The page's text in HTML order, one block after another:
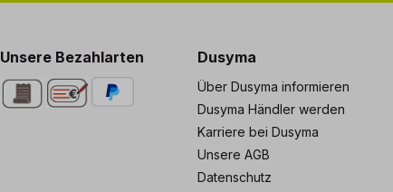
Unsere Bezahlarten Dusyma
Über Dusyma informieren
Dusyma Händler werden
Karriere bei Dusyma
Unsere AGB
Datenschutz